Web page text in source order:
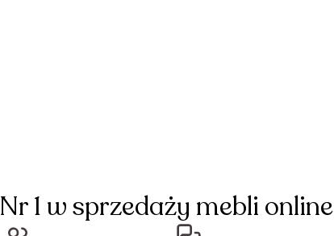
Nr 1 w sprzedaży mebli online